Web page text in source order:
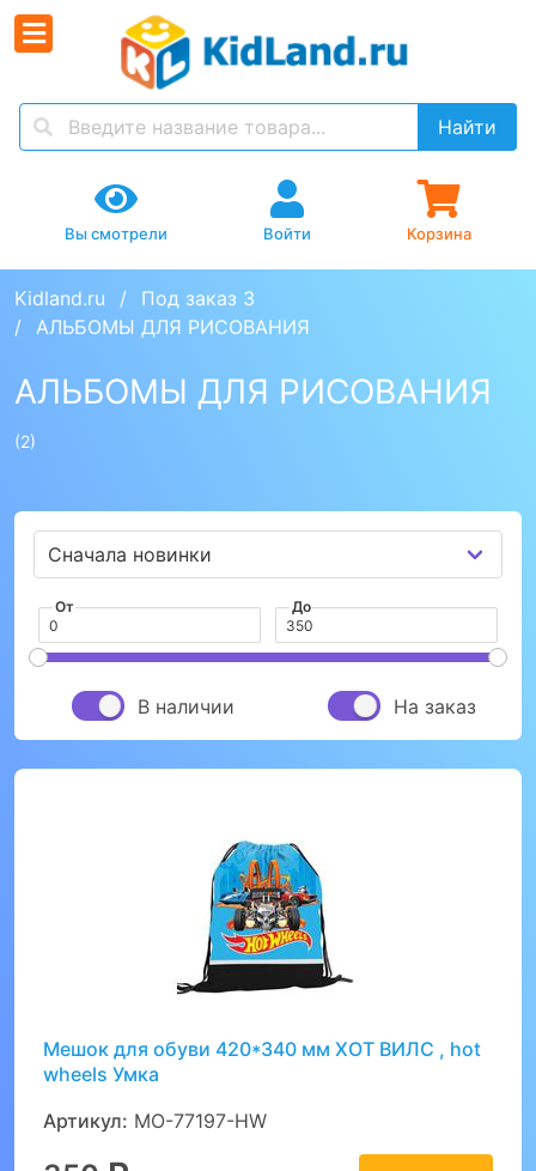
Найти
Вы смотрели Войти Корзина
Kidland.ru
Под заказ 3
АЛЬБОМЫ ДЛЯ РИСОВАНИЯ
АЛЬБОМЫ ДЛЯ РИСОВАНИЯ
(2)
От До
В наличии На заказ
Мешок для обуви 420*340 мм ХОТ ВИЛС , hot
wheels Умка
Артикул: MO-77197-HW